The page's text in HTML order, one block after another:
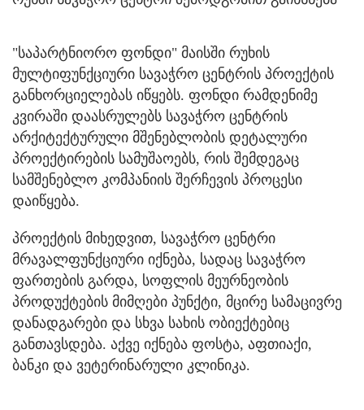
"საპარტნიორო ფონდი" მაისში რუხის
მულტიფუნქციური სავაჭრო ცენტრის პროექტის
განხორციელებას იწყებს. ფონდი რამდენიმე
კვირაში დაასრულებს სავაჭრო ცენტრის
არქიტექტურული მშენებლობის დეტალური
პროექტირების სამუშაოებს, რის შემდეგაც
სამშენებლო კომპანიის შერჩევის პროცესი
დაიწყება.
პროექტის მიხედვით, სავაჭრო ცენტრი
მრავალფუნქციური იქნება, სადაც სავაჭრო
ფართების გარდა, სოფლის მეურნეობის
პროდუქტების მიმღები პუნქტი, მცირე სამაცივრე
დანადგარები და სხვა სახის ობიექტებიც
განთავსდება. აქვე იქნება ფოსტა, აფთიაქი,
ბანკი და ვეტერინარული კლინიკა.